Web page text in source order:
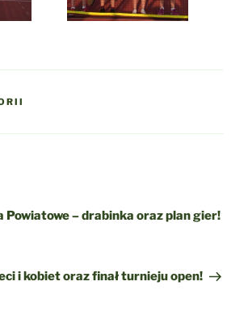
– drabinka oraz plan gier!
i kobiet oraz finał turnieju open!